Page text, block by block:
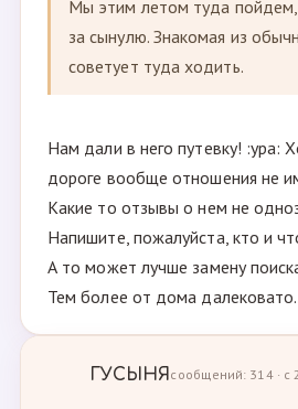
Мы этим летом туда пойдем,
за сынулю. Знакомая из
советует туда ходить.
Нам дали в него путевку! :ура:
дороге вообще отношения не
Какие то отзывы о нем не
Напишите, пожалуйста, кто и
А то может лучше замену
Тем более от дома
ГУСЫНЯсообщений: 314 · с